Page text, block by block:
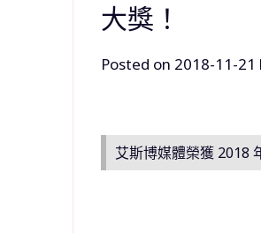
大獎！
Posted on 2018-11-21
艾斯博媒體榮獲 2018